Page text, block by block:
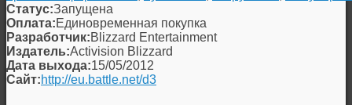
Статус:Запущена
Оплата:Единовременная покупка
Разработчик:Blizzard Entertainment
Издатель:Activision Blizzard
Дата выхода:15/05/2012
Сайт:http://eu.battle.net/d3